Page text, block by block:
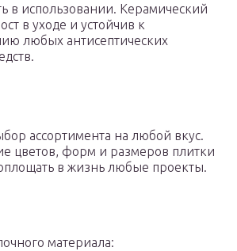
в использовании. Керамический
в уходе и устойчив к
любых антисептических
ассортимента на любой вкус.
цветов, форм и размеров плитки
в жизнь любые проекты.
материала: